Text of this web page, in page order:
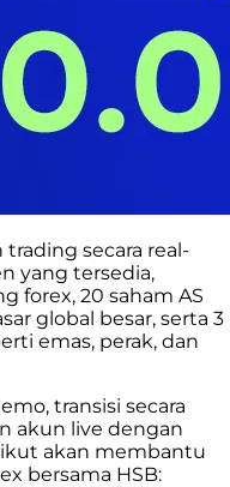
secara real-
yang tersedia,
forex, 20 saham AS
global besar, serta 3
emas, perak, dan
transisi secara
akun live dengan
akan membantu
bersama HSB: